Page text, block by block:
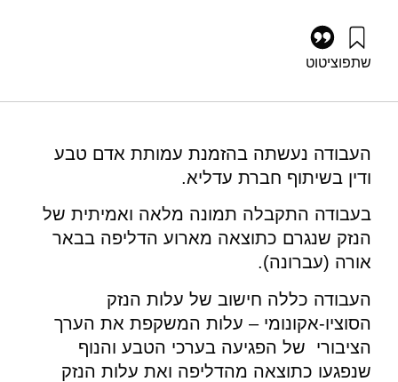
שתפוציטוט
העבודה נעשתה בהזמנת עמותת אדם טבע
ודין בשיתוף חברת עדליא.
בעבודה התקבלה תמונה מלאה ואמיתית של
הנזק שנגרם כתוצאה מארוע הדליפה בבאר
אורה (עברונה).
העבודה כללה חישוב של עלות הנזק
הסוציו-אקונומי – עלות המשקפת את הערך
הציבורי של הפגיעה בערכי הטבע והנוף
שנפגעו כתוצאה מהדליפה ואת עלות הנזק